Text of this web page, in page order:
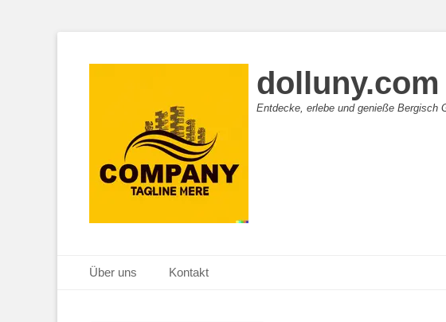
dolluny.com
Entdecke, erlebe und genieße Bergisch
Primäres Menü
Zum
Inhalt
Über uns Kontakt